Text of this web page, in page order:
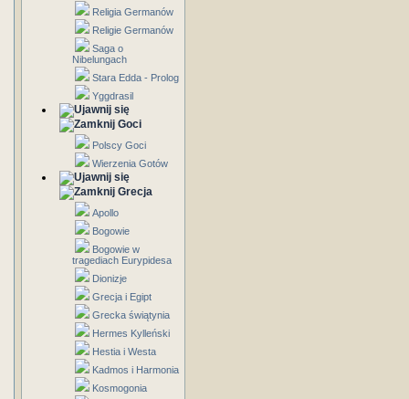
Religia Germanów
Religie Germanów
Saga o
Nibelungach
Stara Edda - Prolog
Yggdrasil
Goci
Polscy Goci
Wierzenia Gotów
Grecja
Apollo
Bogowie
Bogowie w
tragediach Eurypidesa
Dionizje
Grecja i Egipt
Grecka świątynia
Hermes Kylleński
Hestia i Westa
Kadmos i Harmonia
Kosmogonia